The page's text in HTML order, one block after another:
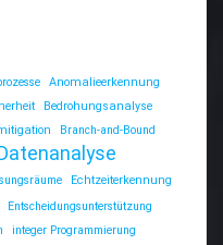
Anomalieerkennung
Bedrohungsanalyse
Branch-and-Bound
Echtzeiterkennung
Entscheidungsunterstützung
integer Programmierung